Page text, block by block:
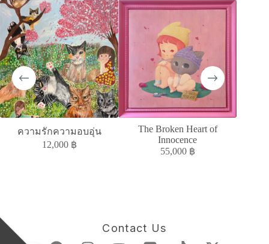
ความรักความอบอุ่น
12,000 ฿
The Broken Heart of
Innocence
55,000 ฿
Contact Us